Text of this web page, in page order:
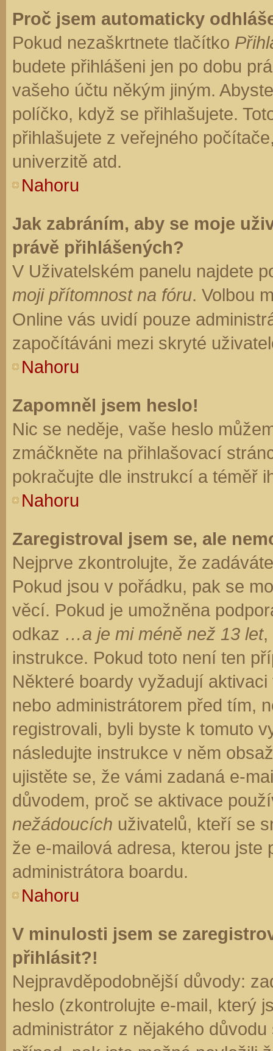
Proč jsem automaticky
Pokud nezaškrtnete tlačítko
budete přihlášeni jen po dobu
vašeho účtu někým jiným.
políčko, když se přihlašujete.
přihlašujete z veřejného
univerzitě atd.
Nahoru
Jak zabráním, aby se moje
právě přihlášených?
V Uživatelském panelu najdete
moji přítomnost na fóru. Volbou
Online vás uvidí pouze
započítáváni mezi skryté
Nahoru
Zapomněl jsem heslo!
Nic se neděje, vaše heslo
zmáčkněte na přihlašovací
pokračujte dle instrukcí a téměř
Nahoru
Zaregistroval jsem se, ale
Nejprve zkontrolujte, že
Pokud jsou v pořádku, pak se
věcí. Pokud je umožněna
odkaz …a je mi méně než 13 let,
instrukce. Pokud toto není ten
Některé boardy vyžadují
nebo administrátorem před tím,
registrovali, byli byste k tomuto
následujte instrukce v něm
ujistěte se, že vámi zadaná e-
důvodem, proč se aktivace
nežádoucích uživatelů, kteří se
že e-mailová adresa, kterou jste
administrátora boardu.
Nahoru
V minulosti jsem se
přihlásit?!
Nejpravděpodobnější důvody:
heslo (zkontrolujte e-mail, který
administrátor z nějakého